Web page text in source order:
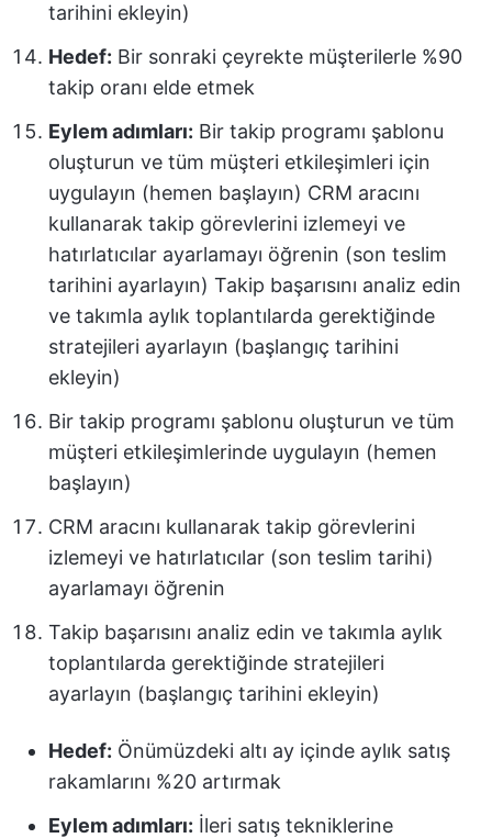
tarihini ekleyin)
Hedef: Bir sonraki çeyrekte müşterilerle %90
takip oranı elde etmek
Eylem adımları: Bir takip programı şablonu
oluşturun ve tüm müşteri etkileşimleri için
uygulayın (hemen başlayın) CRM aracını
kullanarak takip görevlerini izlemeyi ve
hatırlatıcılar ayarlamayı öğrenin (son teslim
tarihini ayarlayın) Takip başarısını analiz edin
ve takımla aylık toplantılarda gerektiğinde
stratejileri ayarlayın (başlangıç tarihini
ekleyin)
Bir takip programı şablonu oluşturun ve tüm
müşteri etkileşimlerinde uygulayın (hemen
başlayın)
CRM aracını kullanarak takip görevlerini
izlemeyi ve hatırlatıcılar (son teslim tarihi)
ayarlamayı öğrenin
Takip başarısını analiz edin ve takımla aylık
toplantılarda gerektiğinde stratejileri
ayarlayın (başlangıç tarihini ekleyin)
Hedef: Önümüzdeki altı ay içinde aylık satış
rakamlarını %20 artırmak
Eylem adımları: İleri satış tekniklerine